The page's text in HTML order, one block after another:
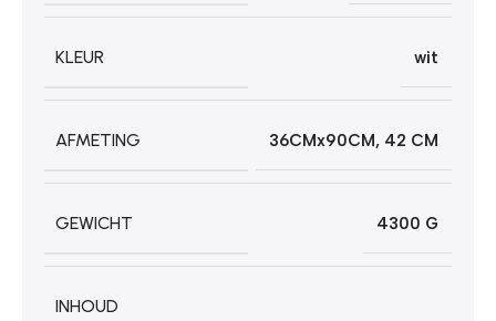
KLEUR wit
AFMETING 36CMx90CM, 42 CM
GEWICHT 4300 G
INHOUD